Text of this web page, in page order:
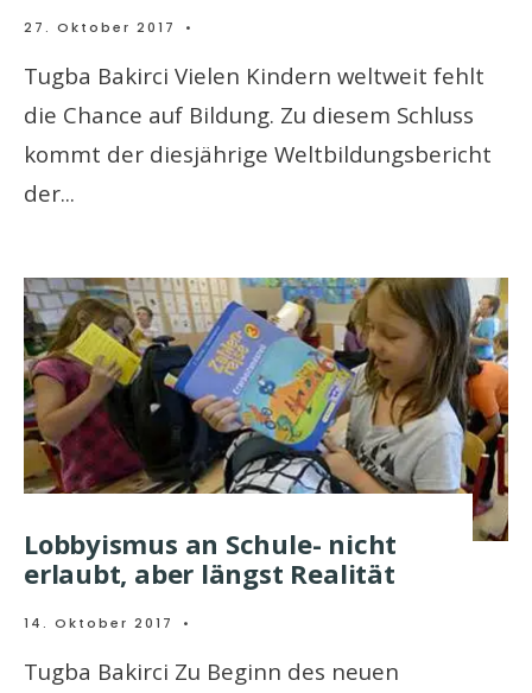
27. Oktober 2017 •
Tugba Bakirci Vielen Kindern weltweit fehlt
die Chance auf Bildung. Zu diesem Schluss
kommt der diesjährige Weltbildungsbericht
der...
Lobbyismus an Schule- nicht
erlaubt, aber längst Realität
14. Oktober 2017 •
Tugba Bakirci Zu Beginn des neuen